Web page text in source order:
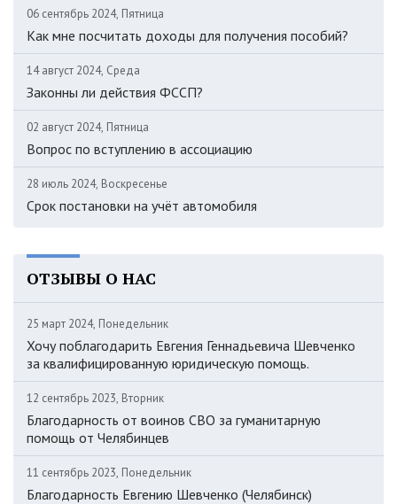
06 сентябрь 2024, Пятница
Как мне посчитать доходы для получения пособий?
14 август 2024, Среда
Законны ли действия ФССП?
02 август 2024, Пятница
Вопрос по вступлению в ассоциацию
28 июль 2024, Воскресенье
Срок постановки на учёт автомобиля
ОТЗЫВЫ О НАС
25 март 2024, Понедельник
Хочу поблагодарить Евгения Геннадьевича Шевченко
за квалифицированную юридическую помощь.
12 сентябрь 2023, Вторник
Благодарность от воинов СВО за гуманитарную
помощь от Челябинцев
11 сентябрь 2023, Понедельник
Благодарность Евгению Шевченко (Челябинск)